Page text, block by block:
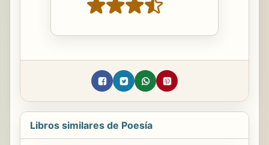
Libros similares de Poesía